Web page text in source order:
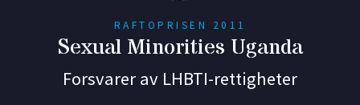
RAFTOPRISEN 2011
Sexual Minorities Uganda
Forsvarer av LHBTI-rettigheter